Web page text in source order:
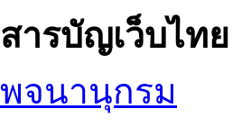
สารบัญเว็บไทย
พจนานุกรม